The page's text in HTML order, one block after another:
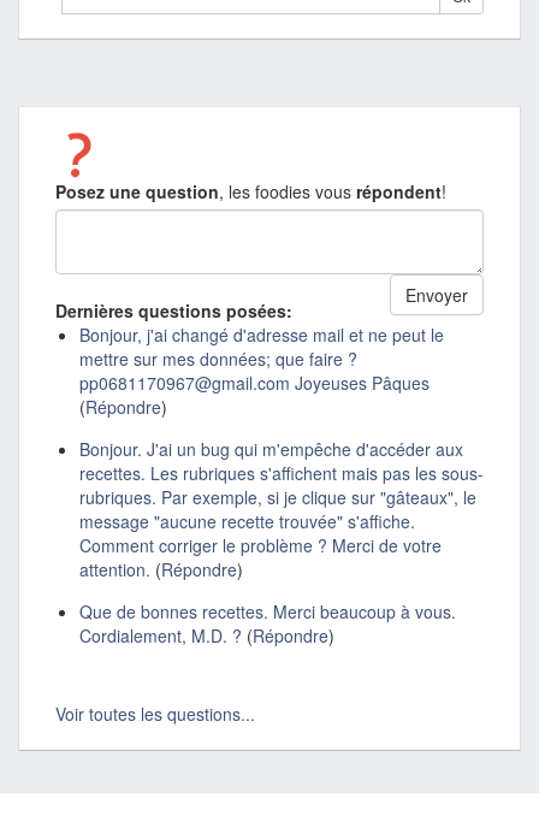
Posez une question, les foodies vous répondent!
Dernières questions posées:
Bonjour, j'ai changé d'adresse mail et ne peut le
mettre sur mes données; que faire ?
pp0681170967@gmail.com Joyeuses Pâques
(Répondre)
Bonjour. J'ai un bug qui m'empêche d'accéder aux
recettes. Les rubriques s'affichent mais pas les sous-
rubriques. Par exemple, si je clique sur "gâteaux", le
message "aucune recette trouvée" s'affiche.
Comment corriger le problème ? Merci de votre
attention. (Répondre)
Que de bonnes recettes. Merci beaucoup à vous.
Cordialement, M.D. ? (Répondre)
Voir toutes les questions...